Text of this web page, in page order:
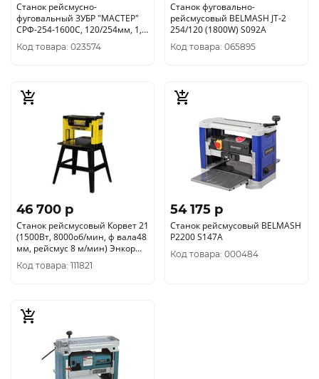
Станок рейсмусно-
фуговальный ЗУБР "МАСТЕР"
СРФ-254-1600С, 120/254мм, 1,
6кВт
Код товара: 023574
Станок фуговально-
рейсмусовый BELMASH JT-2
254/120 (1800W) S092A
Код товара: 065895
46 700 p
Станок рейсмусовый Корвет 21
(1500Вт, 8000об/мин, ф вала48
мм, рейсмус 8 м/мин) Энкор
90210
Код товара: 111821
54 175 p
Станок рейсмусовый BELMASH
P2200 S147A
Код товара: 000484